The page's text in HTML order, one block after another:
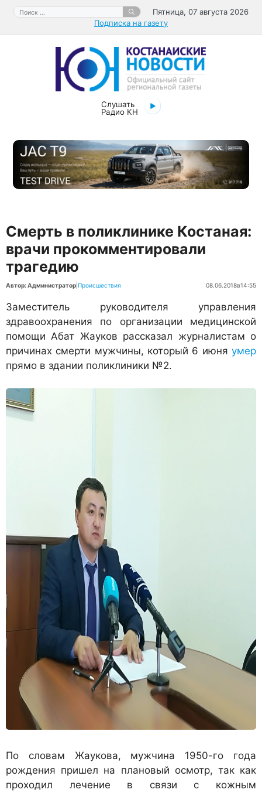
Перейти
содержимому
Поиск:
Пятница, 07 августа 2026
Подписка на газету
Слушать
Радио КН
Смерть в поликлинике Костаная:
врачи прокомментировали
трагедию
Автор: Администратор Происшествия 08.06.2018в14:55
Заместитель руководителя управления
здравоохранения по организации медицинской
помощи Абат Жауков рассказал журналистам о
причинах смерти мужчины, который 6 июня умер
прямо в здании поликлиники №2.
По словам Жаукова, мужчина 1950-го года
рождения пришел на плановый осмотр, так как
проходил лечение в связи с кожным